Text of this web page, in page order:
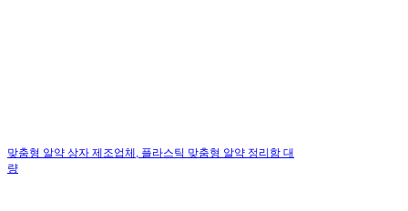
맞춤형 알약 상자 제조업체, 플라스틱 맞춤형 알약 정리함 대
량